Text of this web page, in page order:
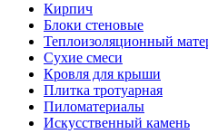
Кирпич
Блоки стеновые
Теплоизоляционный
Сухие смеси
Кровля для крыши
Плитка тротуарная
Пиломатериалы
Искусственный камень